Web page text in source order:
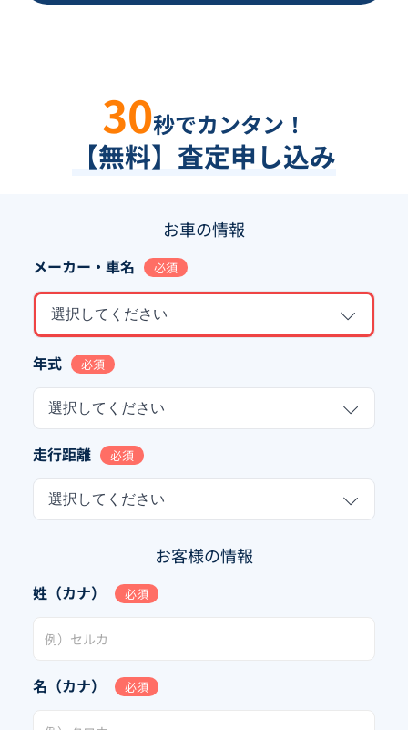
30秒でカンタン！
【無料】査定申し込み
お車の情報
メーカー・車名 必須
選択してください
年式 必須
選択してください
走行距離 必須
選択してください
お客様の情報
姓（カナ） 必須
名（カナ） 必須